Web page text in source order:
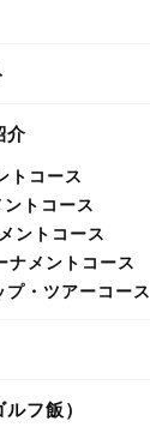
介
トコース
トコース
ントコース
ナメントコース
プ・ツアーコース
フ飯）